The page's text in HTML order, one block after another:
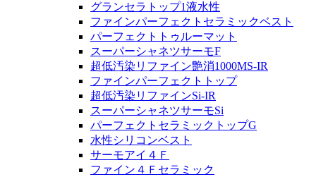
グランセラトップ1液水性
ファインパーフェクトセラミックベスト
パーフェクトトゥルーマット
スーパーシャネツサーモF
超低汚染リファイン艶消1000MS-IR
ファインパーフェクトトップ
超低汚染リファインSi-IR
スーパーシャネツサーモSi
パーフェクトセラミックトップG
水性シリコンベスト
サーモアイ４Ｆ
ファイン４Ｆセラミック